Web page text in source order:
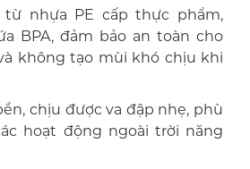
nhựa PE cấp thực phẩm,
BPA, đảm bảo an toàn cho
không tạo mùi khó chịu khi
chịu được va đập nhẹ, phù
hoạt động ngoài trời năng